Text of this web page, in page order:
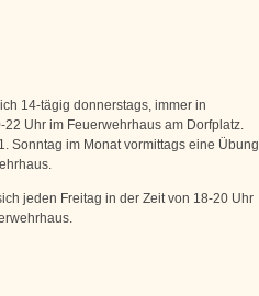
14-tägig donnerstags, immer in
Uhr im Feuerwehrhaus am Dorfplatz.
Sonntag im Monat vormittags eine Übung
jeden Freitag in der Zeit von 18-20 Uhr